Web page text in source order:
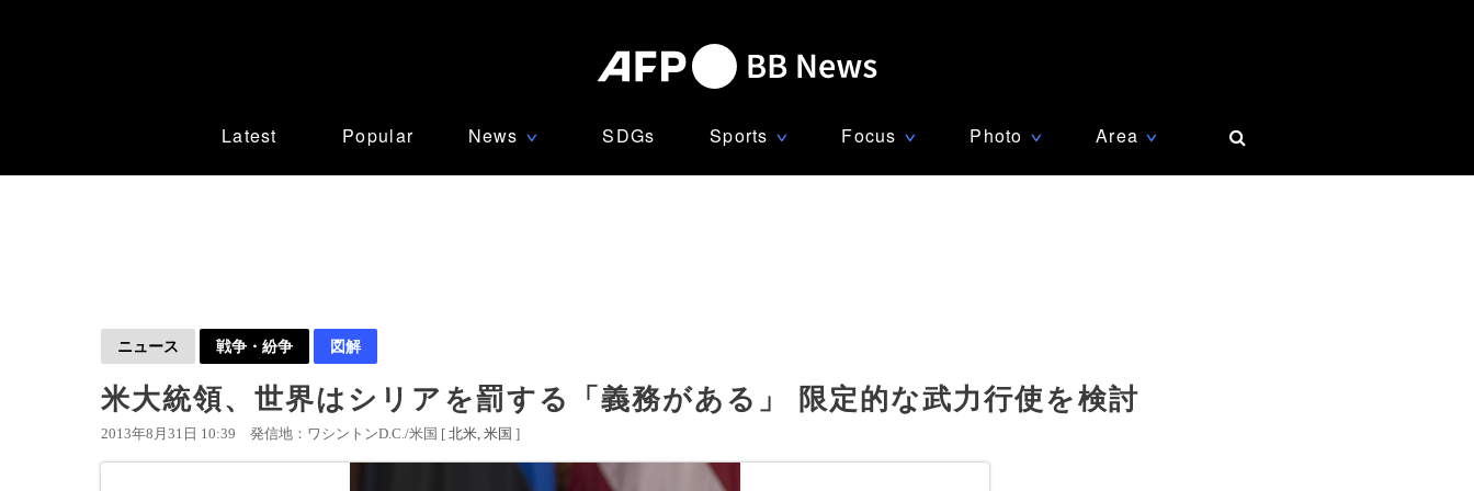
Latest Popular News ∨ SDGs Sports ∨ Focus ∨ Photo ∨ Area ∨
ニュース 戦争・紛争 図解
米大統領、世界はシリアを罰する「義務がある」 限定的な武力行使を検討
2013年8月31日 10:39 発信地：ワシントンD.C./米国 [ 北米 米国 ]